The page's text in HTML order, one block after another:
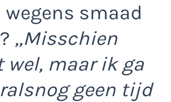
smaad
,,Misschien
wel, maar ik ga
geen tijd